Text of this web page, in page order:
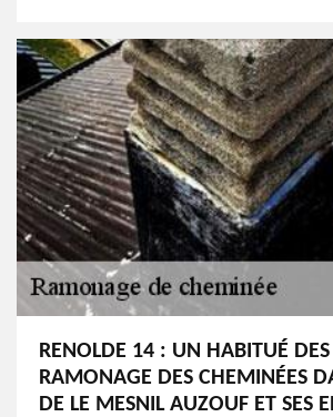
RENOLDE 14 : UN HABITUÉ
RAMONAGE DES CHEMINÉES
DE LE MESNIL AUZOUF ET SES